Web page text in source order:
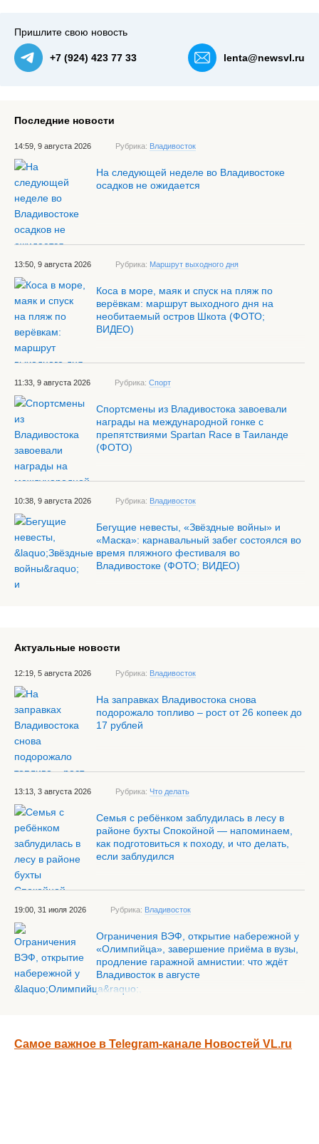
Пришлите свою новость
+7 (924) 423 77 33 lenta@newsvl.ru
Последние новости
14:59, 9 августа 2026 Рубрика: Владивосток
На следующей неделе во Владивостоке
осадков не ожидается
13:50, 9 августа 2026 Рубрика: Маршрут выходного дня
Коса в море, маяк и спуск на пляж по
верёвкам: маршрут выходного дня на
необитаемый остров Шкота (ФОТО;
ВИДЕО)
11:33, 9 августа 2026 Рубрика: Спорт
Спортсмены из Владивостока завоевали
награды на международной гонке с
препятствиями Spartan Race в Таиланде
(ФОТО)
10:38, 9 августа 2026 Рубрика: Владивосток
Бегущие невесты, «Звёздные войны» и
«Маска»: карнавальный забег состоялся во
время пляжного фестиваля во
Владивостоке (ФОТО; ВИДЕО)
Актуальные новости
12:19, 5 августа 2026 Рубрика: Владивосток
На заправках Владивостока снова
подорожало топливо – рост от 26 копеек до
17 рублей
13:13, 3 августа 2026 Рубрика: Что делать
Семья с ребёнком заблудилась в лесу в
районе бухты Спокойной — напоминаем,
как подготовиться к походу, и что делать,
если заблудился
19:00, 31 июля 2026 Рубрика: Владивосток
Ограничения ВЭФ, открытие набережной у
«Олимпийца», завершение приёма в вузы,
продление гаражной амнистии: что ждёт
Владивосток в августе
Самое важное в Telegram-канале Новостей VL.ru